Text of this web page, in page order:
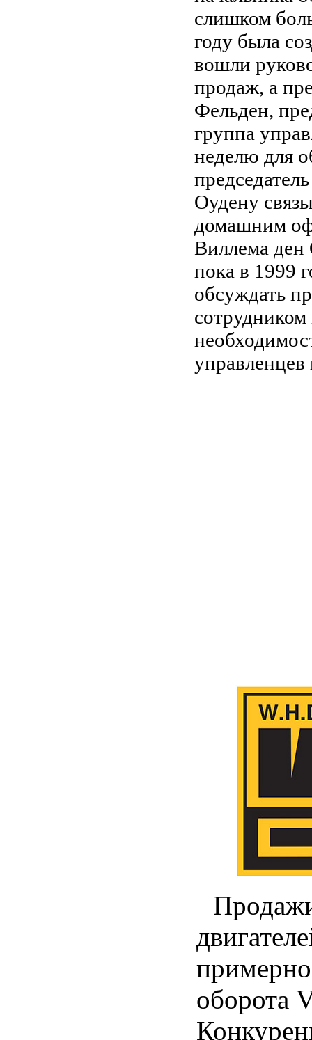
слишком
году была
вошли
продаж, а
Фельден,
группа
неделю для
Оудену
домашним
Виллема ден
пока в 1999
обсуждать
оборота